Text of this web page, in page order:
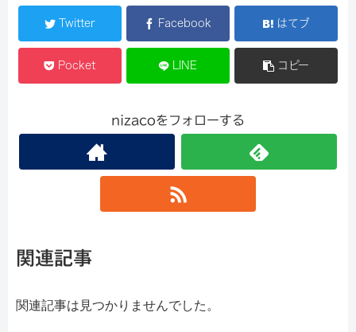
Twitter Facebook はてブ
Pocket LINE コピー
nizacoをフォローする
関連記事
関連記事は見つかりませんでした。